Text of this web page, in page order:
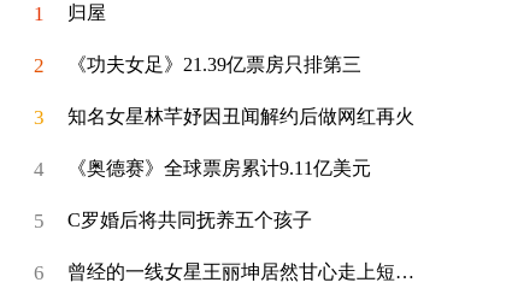
1 归屋
2 《功夫女足》21.39亿票房只排第三
3 知名女星林芊妤因丑闻解约后做网红再火
4 《奥德赛》全球票房累计9.11亿美元
5 C罗婚后将共同抚养五个孩子
6 曾经的一线女星王丽坤居然甘心走上短剧赛道